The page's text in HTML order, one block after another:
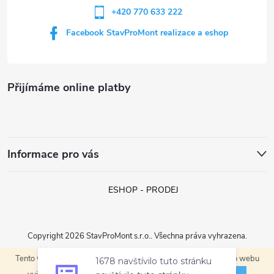
Tento web používá soubory cookie. Dalším procházením tohoto webu
Přijímáme online platby
Informace pro vás
+420 770 633 222
Facebook StavProMont realizace a eshop
ESHOP - PRODEJ
Vytvořil Shoptet
Copyright 2026 StavProMont s.r.o.. Všechna práva vyhrazena.
navštívilo tuto stránku